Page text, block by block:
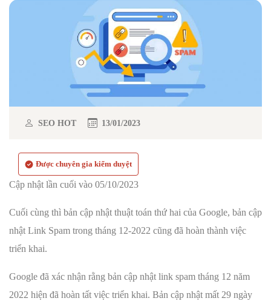
SEO HOT 13/01/2023
Được chuyên gia kiểm duyệt
Cập nhật lần cuối vào 05/10/2023
Cuối cùng thì bản cập nhật thuật toán thứ hai của Google, bản cập
nhật Link Spam trong tháng 12-2022 cũng đã hoàn thành việc
triển khai.
Google đã xác nhận rằng bản cập nhật link spam tháng 12 năm
2022 hiện đã hoàn tất việc triển khai. Bản cập nhật mất 29 ngày